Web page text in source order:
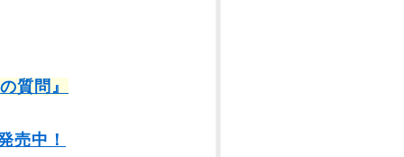
質問』
売中！